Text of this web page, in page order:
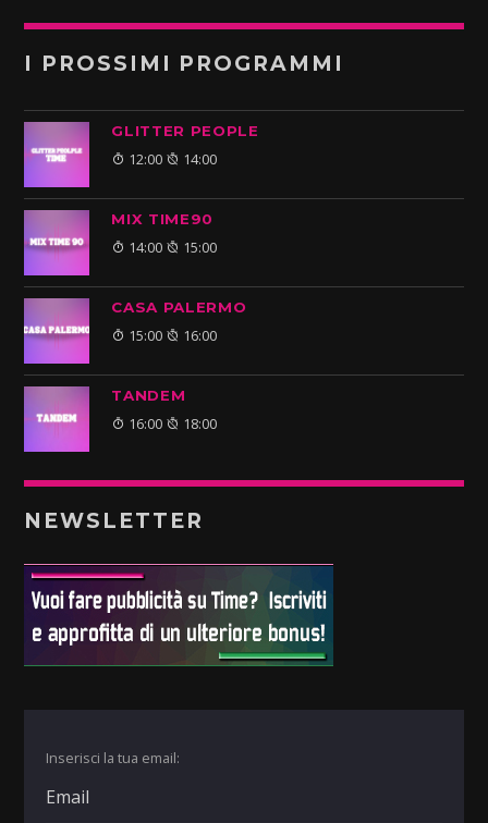
I PROSSIMI PROGRAMMI
GLITTER PEOPLE
12:00 14:00
MIX TIME90
14:00 15:00
CASA PALERMO
15:00 16:00
TANDEM
16:00 18:00
NEWSLETTER
Inserisci la tua email: